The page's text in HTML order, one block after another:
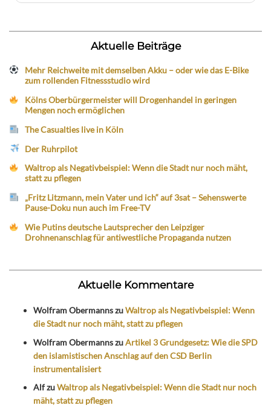
Aktuelle Beiträge
Mehr Reichweite mit demselben Akku – oder wie das E-Bike
zum rollenden Fitnessstudio wird
Kölns Oberbürgermeister will Drogenhandel in geringen
Mengen noch ermöglichen
The Casualties live in Köln
Der Ruhrpilot
Waltrop als Negativbeispiel: Wenn die Stadt nur noch mäht,
statt zu pflegen
„Fritz Litzmann, mein Vater und ich“ auf 3sat – Sehenswerte
Pause-Doku nun auch im Free-TV
Wie Putins deutsche Lautsprecher den Leipziger
Drohnenanschlag für antiwestliche Propaganda nutzen
Aktuelle Kommentare
Wolfram ObermannszuWaltrop als Negativbeispiel: Wenn
die Stadt nur noch mäht, statt zu pflegen
Wolfram ObermannszuArtikel 3 Grundgesetz: Wie die SPD
den islamistischen Anschlag auf den CSD Berlin
instrumentalisiert
AlfzuWaltrop als Negativbeispiel: Wenn die Stadt nur noch
mäht, statt zu pflegen